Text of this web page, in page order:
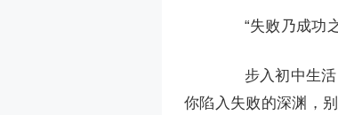
“失败乃成功之
步入初中生活
你陷入失败的深渊，